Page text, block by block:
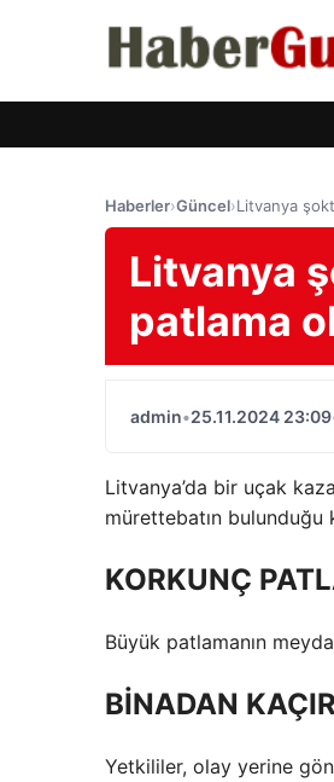
Haberler›Güncel›Litvanya
Litvanya
patlama
admin•25.11.2024 23:09
Litvanya’da bir uçak
mürettebatın bulunduğu
KORKUNÇ
Büyük patlamanın
BİNADAN
Yetkililer, olay yerine